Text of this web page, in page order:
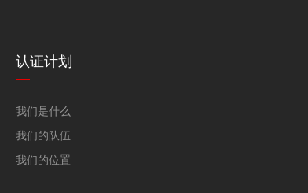
认证计划
我们是什么
我们的队伍
我们的位置